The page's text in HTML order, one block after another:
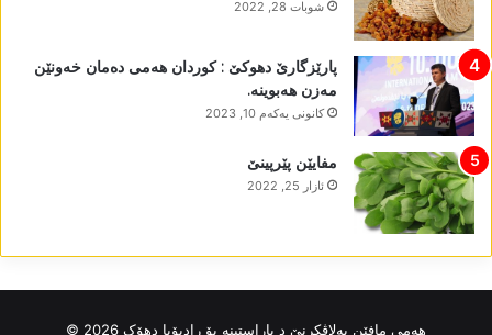
شوبات 28, 2022
پارێزگارێ دھوکێ : کوردان ھەمی دەمان خەونێن
مەزن ھەبوینە.
كانونی یه‌كه‌م 10, 2023
مفایێن پێرپینێ
ئازار 25, 2022
ھەمی مافێن بەلاڤکرنێ د پاراستینە بۆ رادیۆیا دھۆک 2026 ©